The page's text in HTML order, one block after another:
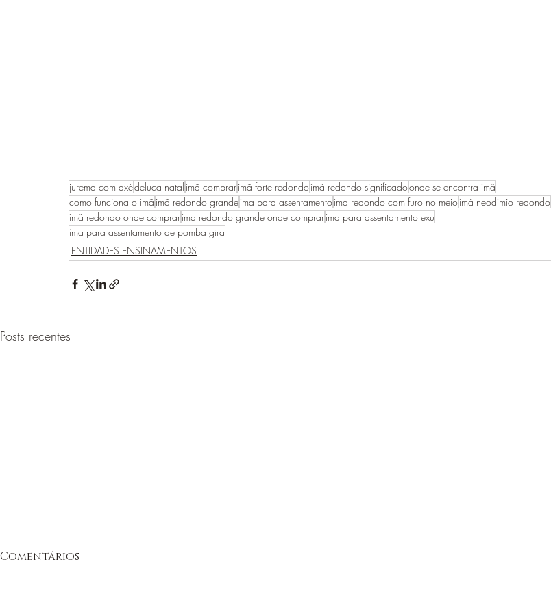
jurema com axédeluca natal ímã comprarimã forte redondoímã redondo significadoonde se encontra ímã
como funciona o ímã imã redondo grandeíma para assentamentoíma redondo com furo no meioímá neodímio redondo
ímã redondo onde compraríma redondo grande onde compraríma para assentamento exu
íma para assentamento de pomba gira
ENTIDADES ENSINAMENTOS
Posts recentes
Comentários